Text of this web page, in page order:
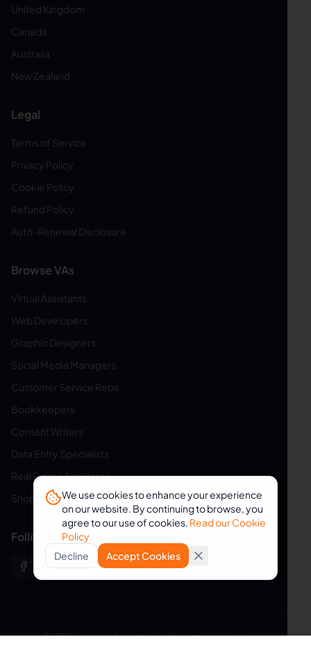
United Kingdom
Canada
Australia
New Zealand
Legal
Terms of Service
Privacy Policy
Cookie Policy
Refund Policy
Auto-Renewal Disclosure
Browse VAs
Virtual Assistants
Web Developers
Graphic Designers
Social Media Managers
Customer Service Reps
Bookkeepers
Content Writers
Data Entry Specialists
Real Estate Assistants
Shopify Assistants
Follow Us
© 2026 eVirtualAssistants. All rights reserved.
We use cookies to enhance your experience
on our website. By continuing to browse, you
agree to our use of cookies. Read our Cookie
Policy
Decline
Accept Cookies